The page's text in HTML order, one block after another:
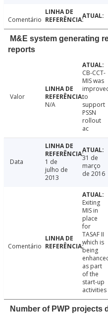
Comentário
M&E system generating
reports
Valor
N/A
CB-CCT-
MIS was
to
support
PSSN
rollout
ac
Data
1 de
julho de
2013
31 de
março
de 2016
Comentário
Exiting
MIS in
place
for
TASAF II
which is
being
as part
of the
start-up
activities
Number of PWP projects